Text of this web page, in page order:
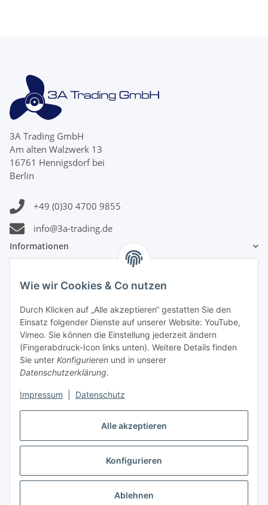
Alle akzeptieren
Konfigurieren
Ablehnen
Wie wir Cookies & Co nutzen
Durch Klicken auf „Alle akzeptieren“ gestatten Sie den
Einsatz folgender Dienste auf unserer Website: YouTube,
Vimeo. Sie können die Einstellung jederzeit ändern
(Fingerabdruck-Icon links unten). Weitere Details finden
Sie unter Konfigurieren und in unserer
Datenschutzerklärung.
Impressum Datenschutz
3A Trading GmbH
Am alten Walzwerk 13
16761 Hennigsdorf bei
Berlin
+49 (0)30 4700 9855
info@3a-trading.de
Informationen
Gesetzliche Informationen
Zahlungsinformationen
Versandinformationen
Vertrag widerrufen
* Alle Preise inkl. gesetzlicher USt., zzgl.Versand